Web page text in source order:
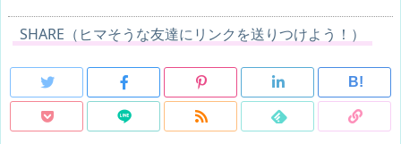
SHARE（ヒマそうな友達にリンクを送りつけよう！）
B!